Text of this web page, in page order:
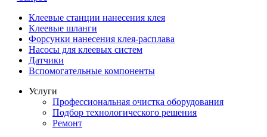
Клеевые станции нанесения клея
Клеевые шланги
Форсунки нанесения клея-расплава
Насосы для клеевых систем
Датчики
Вспомогательные компоненты
Услуги
Профессиональная очистка оборудования
Подбор технологического решения
Ремонт